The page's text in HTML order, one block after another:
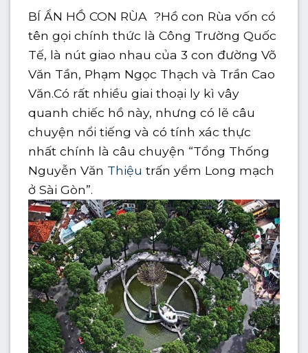
BÍ ẨN HỒ CON RÙA ?Hồ con Rùa vốn có
tên gọi chính thức là Công Trường Quốc
Tế, là nút giao nhau của 3 con đường Võ
Văn Tần, Phạm Ngọc Thạch và Trần Cao
Văn.Có rất nhiều giai thoại ly kì vây
quanh chiếc hồ này, nhưng có lẽ câu
chuyện nổi tiếng và có tính xác thực
nhất chính là câu chuyện “Tổng Thống
Nguyễn Văn Thiệu trấn yểm Long mạch
ở Sài Gòn”.